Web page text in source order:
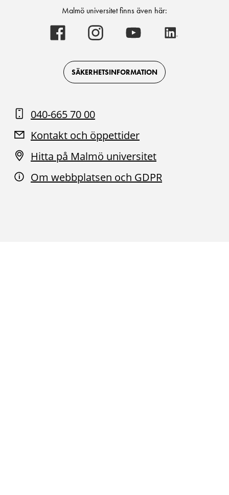
Malmö universitet finns även här:
Malmö
universitet
on
Facebook
Malmö
universitet
on
Instagram
Malmö
universitet
on
Youtube
SÄKERHETSINFORMATION
040-665 70 00
Kontakt och öppettider
Hitta på Malmö universitet
Om webbplatsen och GDPR